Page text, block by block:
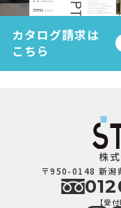
カタログ請求は
こちら
株
〒950-0148 新潟
【受